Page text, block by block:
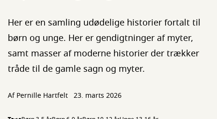
Her er en samling udødelige historier fortalt til
børn og unge. Her er gendigtninger af myter,
samt masser af moderne historier der trækker
tråde til de gamle sagn og myter.
AfPernille Hartfelt 23. marts 2026